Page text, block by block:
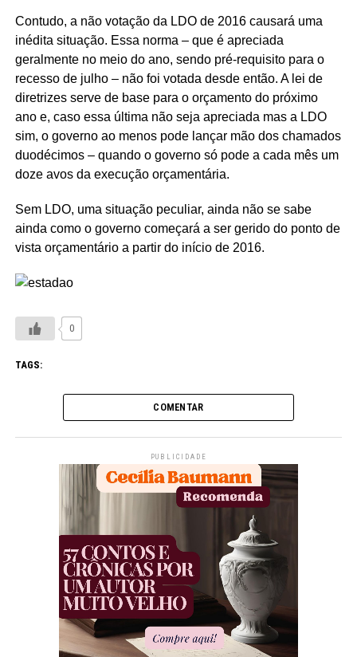
Contudo, a não votação da LDO de 2016 causará uma
inédita situação. Essa norma – que é apreciada
geralmente no meio do ano, sendo pré-requisito para o
recesso de julho – não foi votada desde então. A lei de
diretrizes serve de base para o orçamento do próximo
ano e, caso essa última não seja apreciada mas a LDO
sim, o governo ao menos pode lançar mão dos chamados
duodécimos – quando o governo só pode a cada mês um
doze avos da execução orçamentária.
Sem LDO, uma situação peculiar, ainda não se sabe
ainda como o governo começará a ser gerido do ponto de
vista orçamentário a partir do início de 2016.
0
TAGS:
COMENTAR
PUBLICIDADE